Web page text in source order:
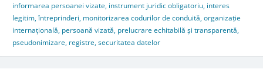
informarea persoanei vizate, instrument juridic obligatoriu, interes
legitim,întreprinderi, monitorizarea codurilor de conduită,organizație
internațională, persoană vizată, prelucrare echitabilă și transparentă,
pseudonimizare, registre,securitatea datelor